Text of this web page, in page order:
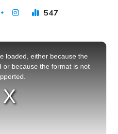
547
loaded, either because the
or because the format is not